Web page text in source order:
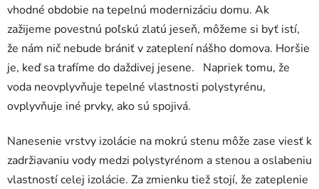
vhodné obdobie na tepelnú modernizáciu domu. Ak
zažijeme povestnú poľskú zlatú jeseň, môžeme si byť istí,
že nám nič nebude brániť v zateplení nášho domova. Horšie
je, keď sa trafíme do daždivej jesene. Napriek tomu, že
voda neovplyvňuje tepelné vlastnosti polystyrénu,
ovplyvňuje iné prvky, ako sú spojivá.
Nanesenie vrstvy izolácie na mokrú stenu môže zase viesť k
zadržiavaniu vody medzi polystyrénom a stenou a oslabeniu
vlastností celej izolácie. Za zmienku tiež stojí, že zateplenie